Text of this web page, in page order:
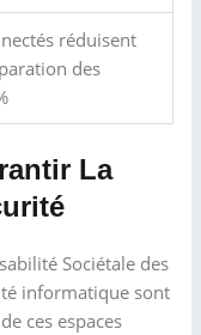
réduisent
des
La
Sociétale des
informatique sont
ces espaces